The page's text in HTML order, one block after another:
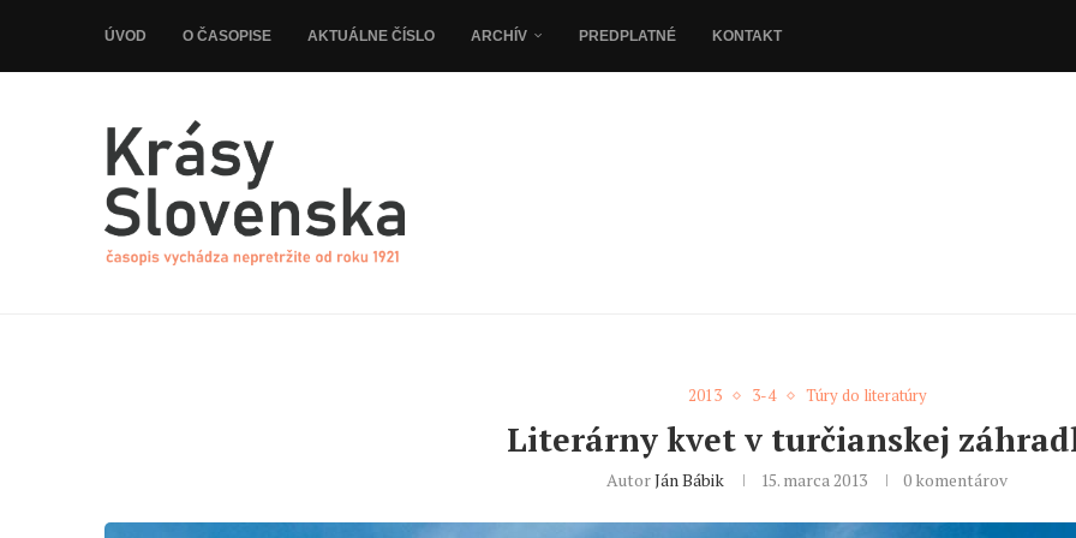
ÚVOD O ČASOPISE AKTUÁLNE ČÍSLO ARCHÍV PREDPLATNÉ KONTAKT
2013 3-4 Túry do literatúry
Literárny kvet v turčianskej
AutorJán Bábik 15. marca 2013 0 komentárov